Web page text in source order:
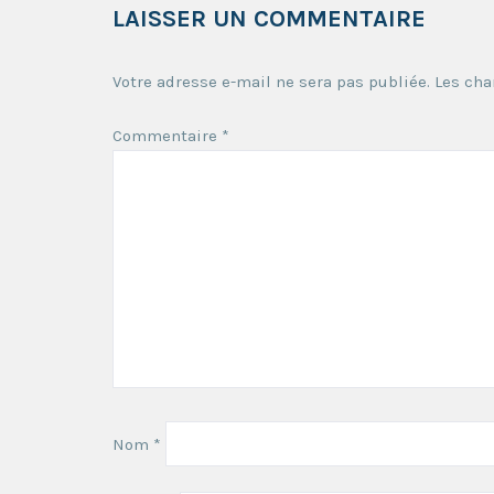
LAISSER UN COMMENTAIRE
Votre adresse e-mail ne sera pas publiée. Les
Commentaire *
Nom *